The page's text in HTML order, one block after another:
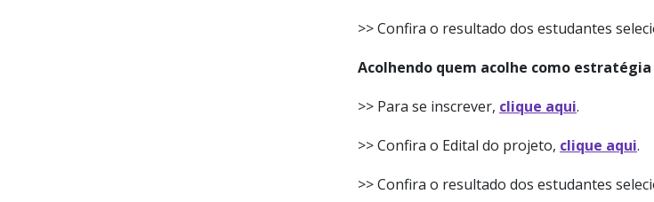
>> Confira o resultado dos estudantes
Acolhendo quem acolhe como
>> Para se inscrever, clique aqui.
>> Confira o Edital do projeto, clique aqui.
>> Confira o resultado dos estudantes